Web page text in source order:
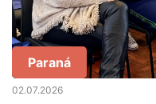
Paraná
02.07.2026